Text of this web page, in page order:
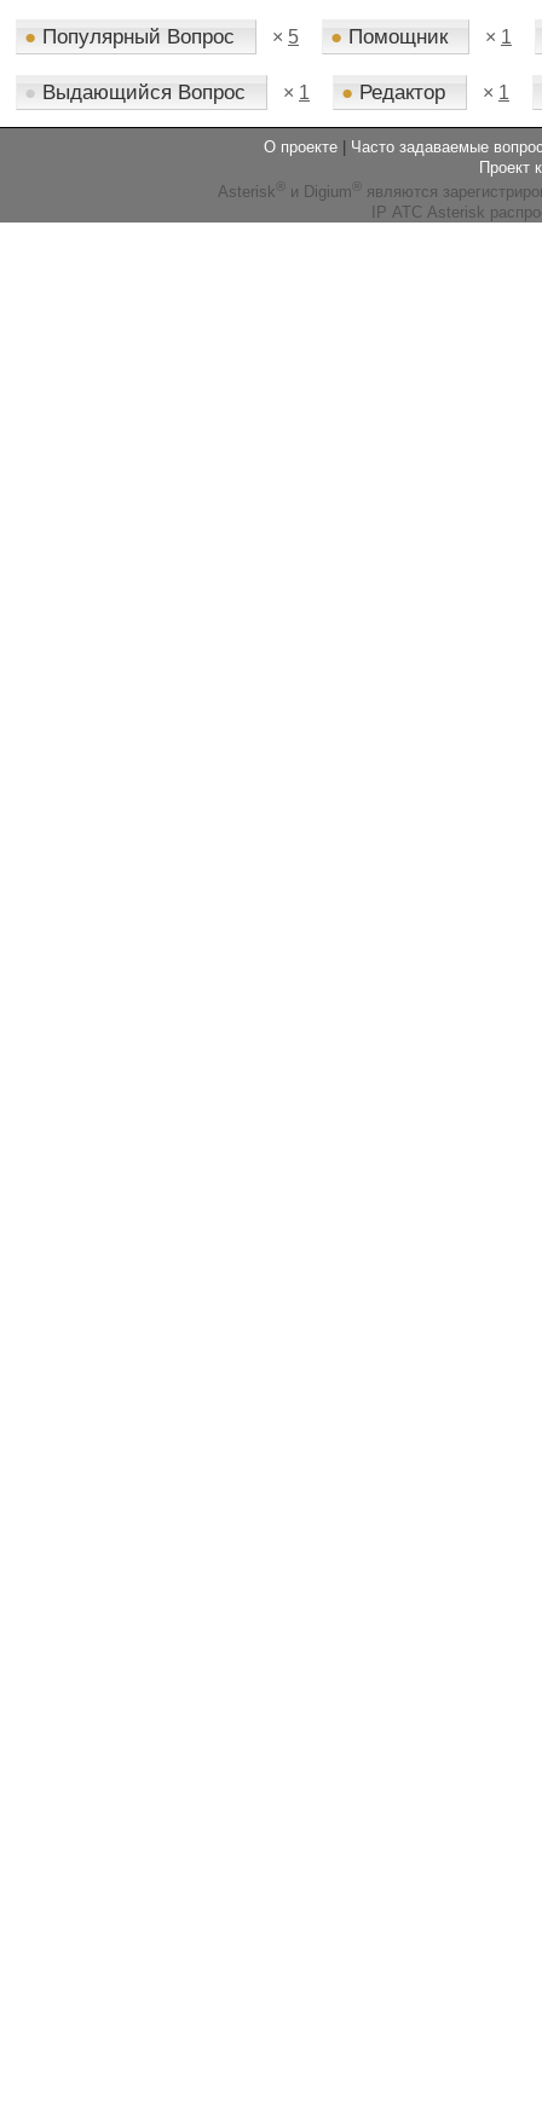
● Популярный Вопрос × 5 ● Помощник × 1
● Выдающийся Вопрос × 1 ● Редактор × 1
О проекте
Часто задаваемые
Проект
Asterisk ® и Digium ® являются
IP АТС Asterisk